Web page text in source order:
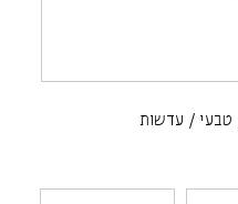
טבעי / עדשות